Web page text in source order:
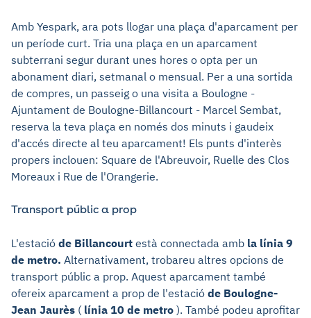
Amb Yespark, ara pots llogar una plaça d'aparcament per
un període curt. Tria una plaça en un aparcament
subterrani segur durant unes hores o opta per un
abonament diari, setmanal o mensual. Per a una sortida
de compres, un passeig o una visita a Boulogne -
Ajuntament de Boulogne-Billancourt - Marcel Sembat,
reserva la teva plaça en només dos minuts i gaudeix
d'accés directe al teu aparcament! Els punts d'interès
propers inclouen: Square de l'Abreuvoir, Ruelle des Clos
Moreaux i Rue de l'Orangerie.
Transport públic a prop
L'estació de Billancourt està connectada amb la línia 9
de metro. Alternativament, trobareu altres opcions de
transport públic a prop. Aquest aparcament també
ofereix aparcament a prop de l'estació de Boulogne-
Jean Jaurès ( línia 10 de metro ). També podeu aprofitar